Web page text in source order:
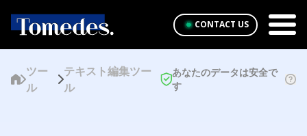
CONTACT US
ツー
ル
テキスト編集ツー
ル
あなたのデータは安全で
す